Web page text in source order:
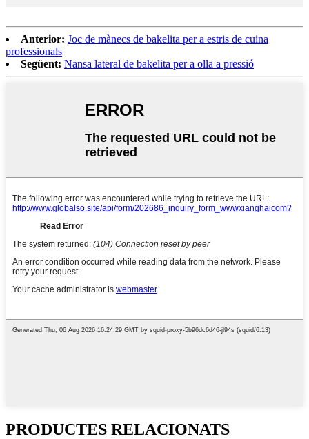
Anterior: Joc de mànecs de bakelita per a estris de cuina
professionals
Següent: Nansa lateral de bakelita per a olla a pressió
PRODUCTES RELACIONATS